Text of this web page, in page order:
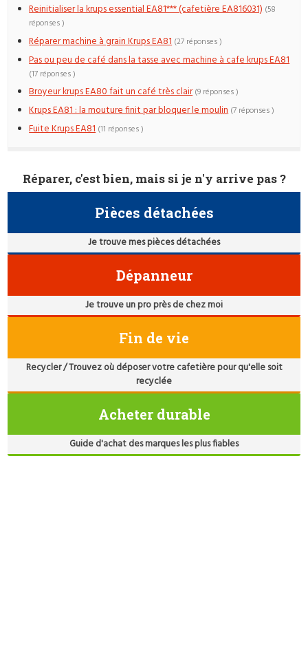
Reinitialiser la krups essential EA81*** (cafetière EA816031) (58
réponses )
Réparer machine à grain Krups EA81 (27 réponses )
Pas ou peu de café dans la tasse avec machine à cafe krups EA81
(17 réponses )
Broyeur krups EA80 fait un café très clair (9 réponses )
Krups EA81 : la mouture finit par bloquer le moulin (7 réponses )
Fuite Krups EA81 (11 réponses )
Réparer, c'est bien, mais si je n'y arrive pas ?
Pièces détachées
Je trouve mes pièces détachées
Dépanneur
Je trouve un pro près de chez moi
Fin de vie
Recycler / Trouvez où déposer votre cafetière pour qu'elle soit
recyclée
Acheter durable
Guide d'achat des marques les plus fiables